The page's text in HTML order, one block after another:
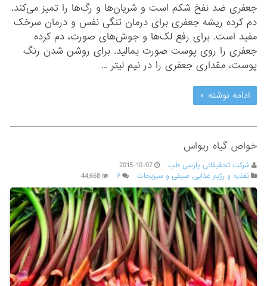
جعفری ضد نفخ شکم است و شریان‌ها و رگ‌ها را تمیز می‌کند.
دم کرده ریشه جعفری برای درمان تنگی نفس و درمان سرخک
مفید است. برای رفع لک‌ها و جوش‌های صورت، دم کرده
جعفری را روی پوست صورت بمالید. برای روشن شدن رنگ
پوست، مقداری جعفری را در نیم لیتر …
ادامه نوشته »
خواص گیاه ریواس
شرکت تحقیقاتی پارسی طب
2015-10-07
تغذیه و رژیم غذایی,صیفی و سبزیجات ۶ 44,668